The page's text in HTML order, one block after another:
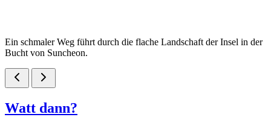
Ein schmaler Weg führt durch die flache Landschaft der Insel in der
Bucht von Suncheon.
Watt dann?